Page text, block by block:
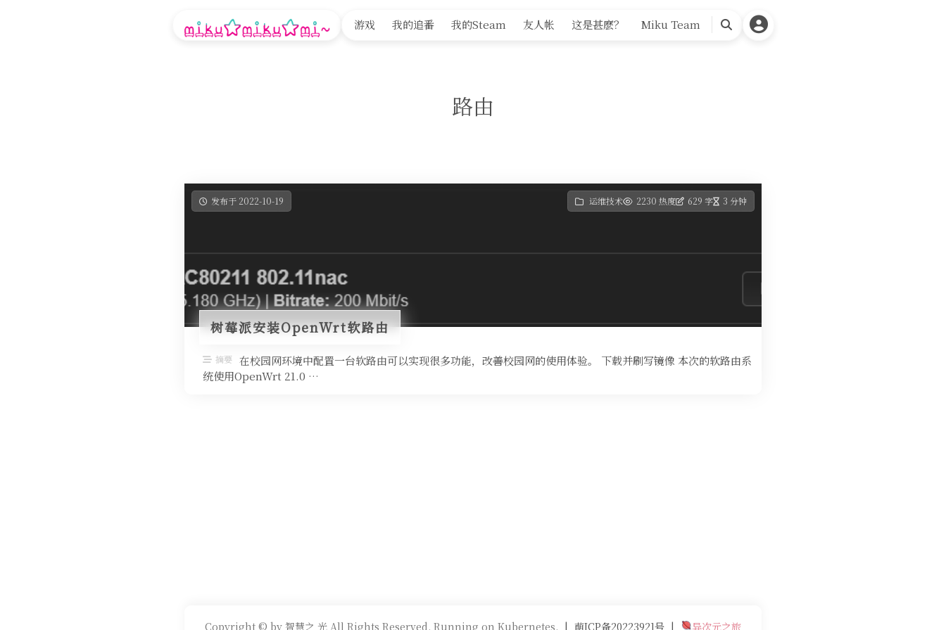
游戏 我的追番 我的Steam 友人帐 这是甚麽？ Miku Team
搜
路由
发布于 2022-10-19 运维技术 2230 热度 629 字 3 分钟
树莓派安装OpenWrt软路由
摘要
在校园网环境中配置一台软路由可以实现很多功能，改善校园网的使用体验。 下载并刷写镜像 本次的软路由系
统使用OpenWrt 21.0 …
Copyright © by 智慧之 光 All Rights Reserved. Running on Kubernetes. | 萌ICP备20223921号 | 异次元之旅